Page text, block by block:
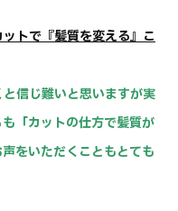
トで『髪質を変える』こ
信じ難いと思いますが実
「カットの仕方で髪質が
をいただくこともとても